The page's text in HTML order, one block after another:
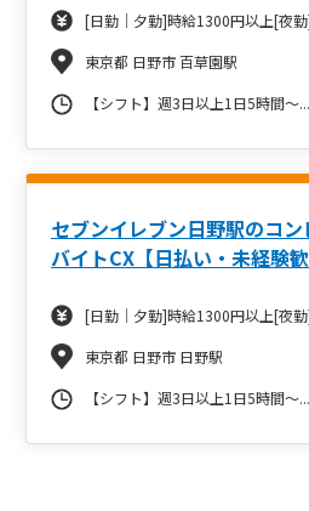
[日勤｜夕勤]時給1300円以上[夜
東京都 日野市 百草園駅
【シフト】週3日以上1日5時間～...
セブンイレブン日野駅のコ
バイトCX【日払い・未経験歓
[日勤｜夕勤]時給1300円以上[夜
東京都 日野市 日野駅
【シフト】週3日以上1日5時間～...